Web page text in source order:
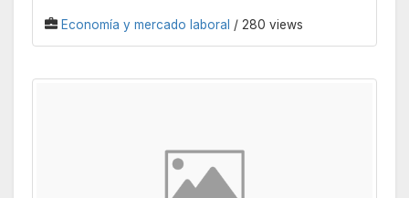
Economía y mercado laboral / 280 views